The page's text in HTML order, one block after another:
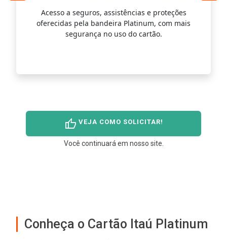
Acesso a seguros, assistências e proteções
oferecidas pela bandeira Platinum, com mais
segurança no uso do cartão.
thumb_up VEJA COMO SOLICITAR!
Você continuará em nosso site.
Conheça o Cartão Itaú Platinum